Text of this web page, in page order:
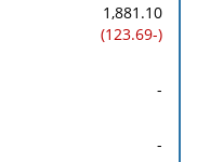
1,881.10
(-123.69)
-
-